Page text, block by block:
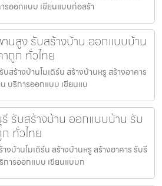
รออกแบบ เขียนแบบก่อสร้า
านสูง รับสร้างบ้าน ออกแบบบ้าน
ถูก ทั่วไทย
สร้างบ้านโมเดิร์น สร้างบ้านหรู สร้างอาคาร
บริการออกแบบ เขียนแบ
รับสร้างบ้าน ออกแบบบ้าน รับ
ทั่วไทย
งบ้านโมเดิร์น สร้างบ้านหรู สร้างอาคาร รับรี
การออกแบบ เขียนแบบก